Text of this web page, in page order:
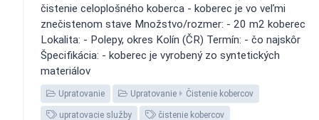
čistenie celoplošného koberca - koberec je vo veľmi
znečistenom stave Množstvo/rozmer: - 20 m2 koberec
Lokalita: - Polepy, okres Kolín (ČR) Termín: - čo najskôr
Špecifikácia: - koberec je vyrobený zo syntetických
materiálov
Upratovanie Upratovanie Čistenie kobercov
upratovacie služby čistenie kobercov